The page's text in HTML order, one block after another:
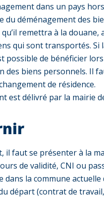
dans un pays
du déménagement des
remettra à la douane,
qui sont transportés. Si
possible de bénéficier
des biens personnels. Il
de résidence.
est délivré par la mairie
il faut se présenter à la
de validité, CNI ou
dans la commune actuelle
départ (contrat de